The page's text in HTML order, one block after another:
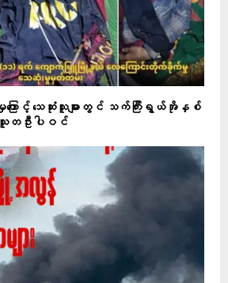
ြောင့် သေဆုံးသူများတွင် သက်ကြီးရွယ်အိုနှစ်
တဦးပါဝင်